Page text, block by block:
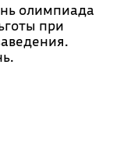
олимпиада
при